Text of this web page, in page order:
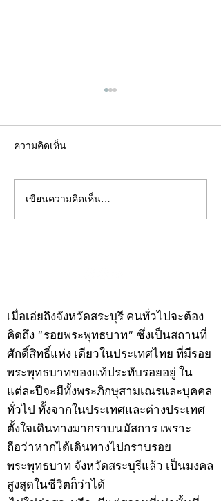
คอลัมน์"จับชีพจรวงการ
พระ"ประจำพุธที่ 29
ความคิดเห็น
เขียนความคิดเห็น…
เมื่อเอ่ยถึงจังหวัดสระบุรี คนทั่วไปจะต้อง
คิดถึง “รอยพระพุทธบาท” ซึ่งเป็นสถานที่
ศักดิ์สิทธิ์แห่ง เดียวในประเทศไทย ที่มีรอย
พระพุทธบาทของแท้ประทับรอยอยู่ ใน
แต่ละปีจะมีทั้งพระภิกษุสามเณรและบุคคล
ทั่วไป ทั้งจากในประเทศและต่างประเทศ
ตั้งใจเดินทางมากราบนมัสการ เพราะ
ถือว่าหากได้เดินทางไปกราบรอย
พระพุทธบาท จังหวัดสระบุรีแล้ว เป็นมงคล
สูงสุดในชีวิตก็ว่าได้